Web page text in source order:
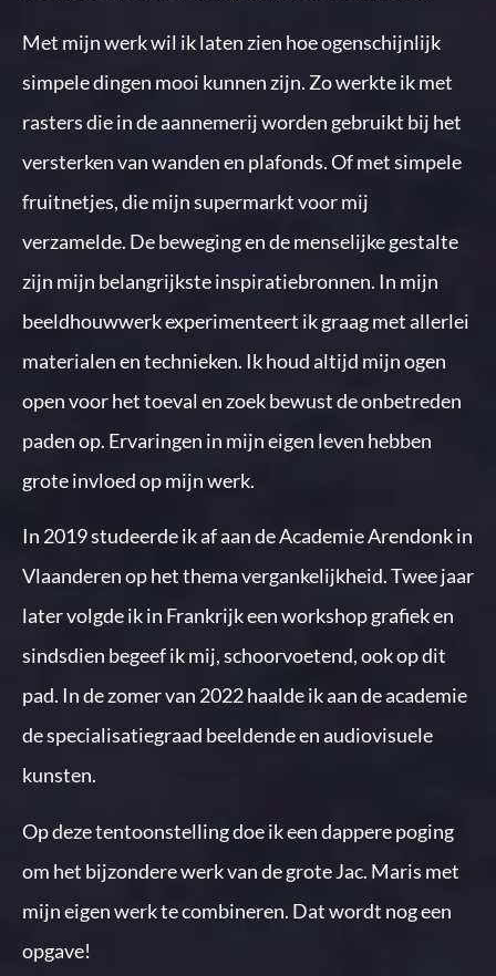
Met mijn werk wil ik laten zien hoe ogenschijnlijk
simpele dingen mooi kunnen zijn. Zo werkte ik met
rasters die in de aannemerij worden gebruikt bij het
versterken van wanden en plafonds. Of met simpele
fruitnetjes, die mijn supermarkt voor mij
verzamelde. De beweging en de menselijke gestalte
zijn mijn belangrijkste inspiratiebronnen. In mijn
beeldhouwwerk experimenteert ik graag met allerlei
materialen en technieken. Ik houd altijd mijn ogen
open voor het toeval en zoek bewust de onbetreden
paden op. Ervaringen in mijn eigen leven hebben
grote invloed op mijn werk.
In 2019 studeerde ik af aan de Academie Arendonk in
Vlaanderen op het thema vergankelijkheid. Twee jaar
later volgde ik in Frankrijk een workshop grafiek en
sindsdien begeef ik mij, schoorvoetend, ook op dit
pad. In de zomer van 2022 haalde ik aan de academie
de specialisatiegraad beeldende en audiovisuele
kunsten.
Op deze tentoonstelling doe ik een dappere poging
om het bijzondere werk van de grote Jac. Maris met
mijn eigen werk te combineren. Dat wordt nog een
opgave!